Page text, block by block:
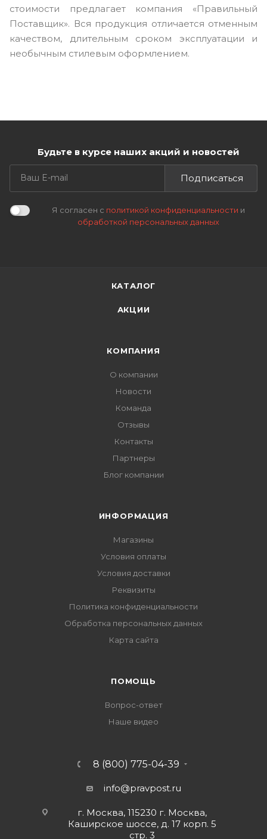
стоимости предлагает компания «Правильный
Поставщик». Вся продукция отличается отменным
качеством, длительным сроком эксплуатации и
необычным стилевым оформлением.
Будьте в курсе наших акций и новостей
Подписаться
Я согласен с политикой конфиденциальности и
обработкой персональных данных
КАТАЛОГ
АКЦИИ
КОМПАНИЯ
О компании
Новости
Команда
Отзывы
Контакты
Партнеры
Блог компании
ИНФОРМАЦИЯ
Магазины
Условия оплаты
Условия доставки
Реквизиты
Политика конфиденциальности
Обработка персональных данных
Карта сайта
ПОМОЩЬ
Вопрос-ответ
Наше видео
8 (800) 775-04-39
info@pravpost.ru
г. Москва, 115230 г. Москва,
Каширское шоссе, д. 17 корп. 5
стр. 3